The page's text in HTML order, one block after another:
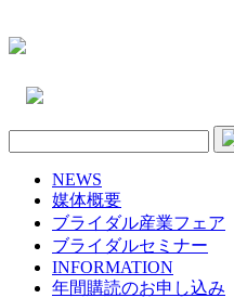
NEWS
媒体概要
ブライダル産業フェア
ブライダルセミナー
INFORMATION
年間購読のお申し込み